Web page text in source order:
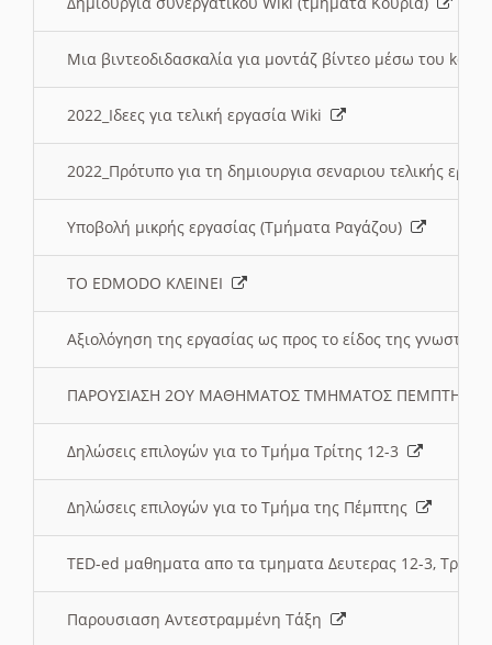
Μια βιντεοδιδασκαλία για μοντάζ βίντεο μέσω του
2022_Ιδεες για τελική εργασία Wiki
2022_Πρότυπο για τη δημιουργια σεναριου τελικής
Υποβολή μικρής εργασίας (Τμήματα Ραγάζου)
ΤΟ EDMODO ΚΛΕΙΝΕΙ
Αξιολόγηση της εργασίας ως προς το είδος της
ΠΑΡΟΥΣΙΑΣΗ 2ΟΥ ΜΑΘΗΜΑΤΟΣ ΤΜΗΜΑΤΟΣ
Δηλώσεις επιλογών για το Τμήμα Τρίτης 12-3
Δηλώσεις επιλογών για το Τμήμα της Πέμπτης
TED-ed μαθηματα απο τα τμηματα Δευτερας 12-3,
Παρουσιαση Αντεστραμμένη Τάξη